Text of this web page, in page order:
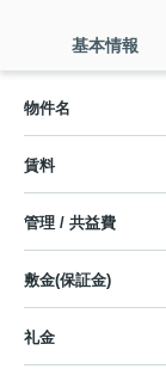
基本情報
物件名
賃料
管理 / 共益費
敷金(保証金)
礼金